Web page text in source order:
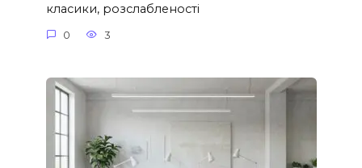
класики, розслабленості
0 3